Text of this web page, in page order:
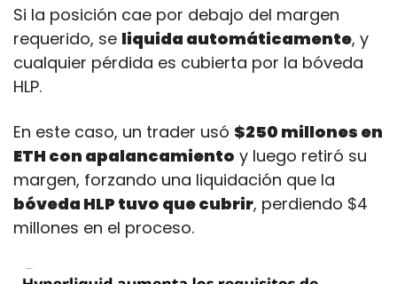
Si la posición cae por debajo del margen
requerido, se liquida automáticamente, y
cualquier pérdida es cubierta por la bóveda
HLP.
En este caso, un trader usó $250 millones en
ETH con apalancamiento y luego retiró su
bóveda HLP tuvo que cubrir, perdiendo $4
millones en el proceso.